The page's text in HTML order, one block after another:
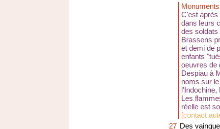
C'est après
dans leurs
des soldats
Brassens
et demi de
enfants
oeuvres de
Despiau à
noms sur
l'Indochine,
Les
réelle est
[contact
27 Des